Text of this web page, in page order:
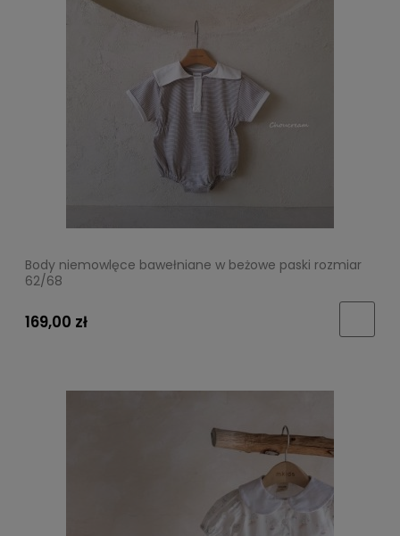
Body niemowlęce bawełniane w beżowe paski rozmiar
62/68
169,00 zł